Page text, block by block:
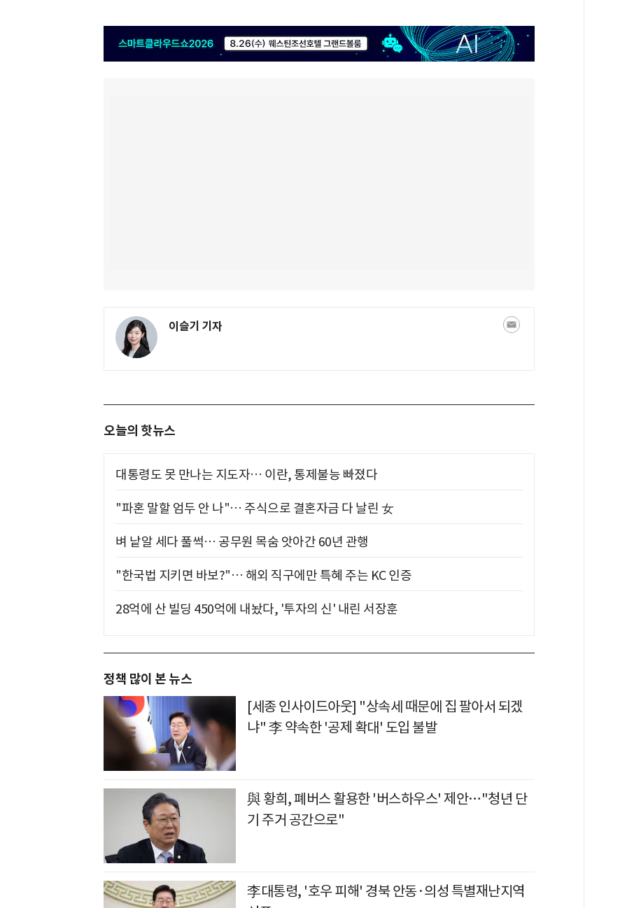
이슬기 기자
오늘의 핫뉴스
대통령도 못 만나는 지도자… 이란, 통제불능 빠졌다
"파혼 말할 엄두 안 나"… 주식으로 결혼자금 다 날린 女
벼 낱알 세다 풀썩… 공무원 목숨 앗아간 60년 관행
"한국법 지키면 바보?"… 해외 직구에만 특혜 주는 KC 인증
28억에 산 빌딩 450억에 내놨다, '투자의 신' 내린 서장훈
정책 많이 본 뉴스
[세종 인사이드아웃] "상속세 때문에 집 팔아서 되겠
냐" 李 약속한 '공제 확대' 도입 불발
與 황희, 폐버스 활용한 '버스하우스' 제안…"청년 단
기 주거 공간으로"
李대통령, '호우 피해' 경북 안동·의성 특별재난지역